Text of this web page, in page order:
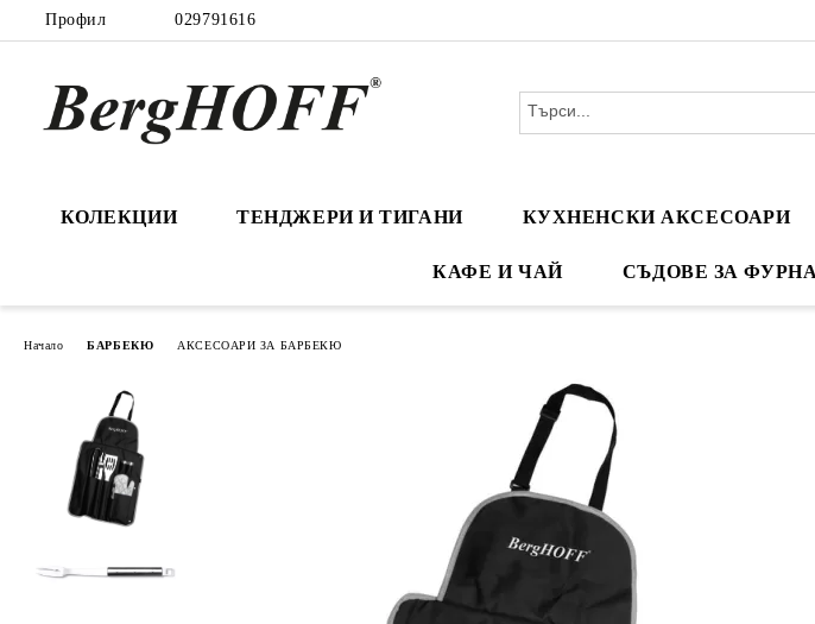
Профил 029791616
КОЛЕКЦИИ ТЕНДЖЕРИ И ТИГАНИ КУХНЕНСКИ АКСЕСОАРИ
КАФЕ И ЧАЙ СЪДОВЕ ЗА ФУРНА
Начало БАРБЕКЮ АКСЕСОАРИ ЗА БАРБЕКЮ